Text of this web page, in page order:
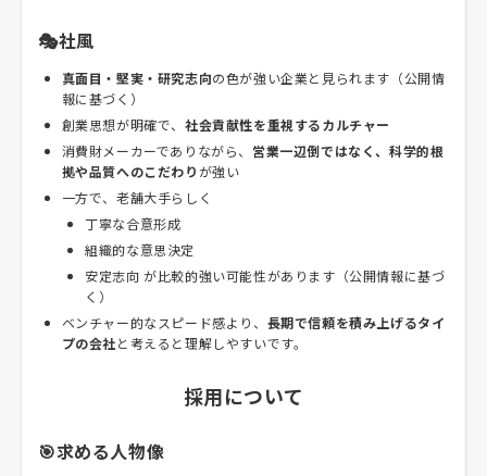
🎭社風
真面目・堅実・研究志向の色が強い企業と見られます（公開情
報に基づく）
創業思想が明確で、 社会貢献性を重視するカルチャー
消費財メーカーでありながら、 営業一辺倒ではなく、科学的根
拠や品質へのこだわりが強い
一方で、老舗大手らしく
丁寧な合意形成
組織的な意思決定
安定志向 が比較的強い可能性があります（公開情報に基づ
く）
ベンチャー的なスピード感より、 長期で信頼を積み上げるタイ
プの会社と考えると理解しやすいです。
採用について
🎯求める人物像